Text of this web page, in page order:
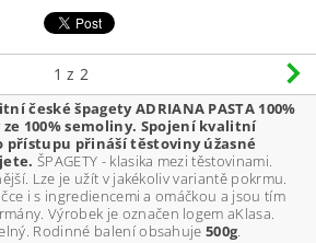
1 z 2
české špagety ADRIANA PASTA 100%
ze 100% semoliny. Spojení kvalitní
přístupu přináší těstoviny úžasné
ŠPAGETY - klasika mezi těstovinami.
Lze je užít v jakékoliv variantě pokrmu.
i s ingrediencemi a omáčkou a jsou tím
Výrobek je označen logem aKlasa.
Rodinné balení obsahuje500g.